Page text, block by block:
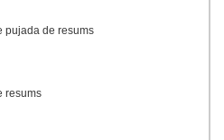
pujada de resums
resums